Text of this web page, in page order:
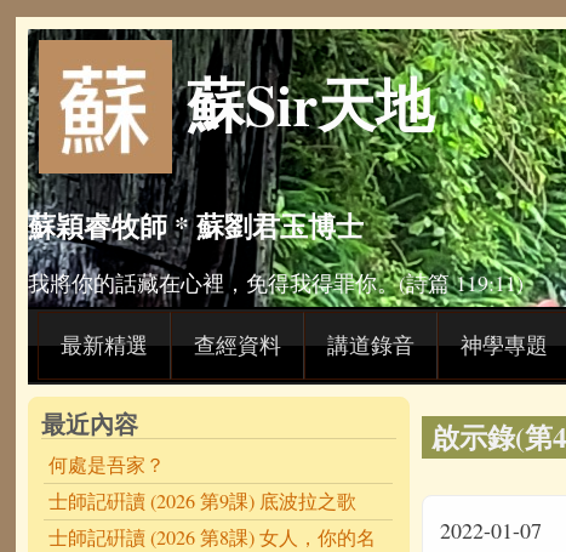
Skip to main content
蘇Sir天地
蘇穎睿牧師 * 蘇劉君玉博士
我將你的話藏在心裡，免得我得罪你。(詩篇 119:11)
最新精選 查經資料 講道錄音 神學專題
啟示錄(第
2022-01-07
最近內容
何處是吾家？
士師記硏讀 (2026 第9課) 底波拉之歌
士師記硏讀 (2026 第8課) 女人，你的名